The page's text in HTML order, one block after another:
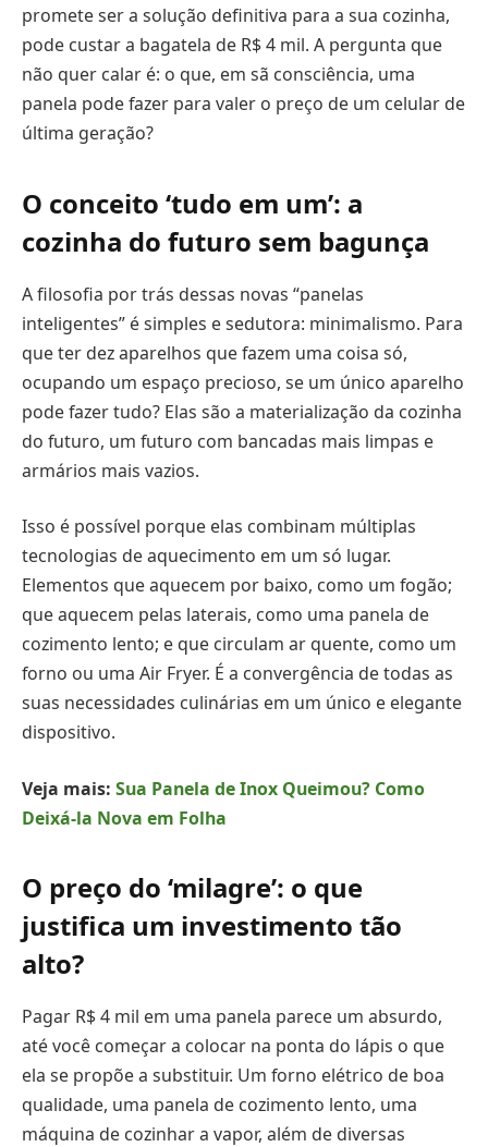
promete ser a solução definitiva para a sua cozinha,
pode custar a bagatela de R$ 4 mil. A pergunta que
não quer calar é: o que, em sã consciência, uma
panela pode fazer para valer o preço de um celular de
última geração?
O conceito ‘tudo em um’: a
cozinha do futuro sem bagunça
A filosofia por trás dessas novas “panelas
inteligentes” é simples e sedutora: minimalismo. Para
que ter dez aparelhos que fazem uma coisa só,
ocupando um espaço precioso, se um único aparelho
pode fazer tudo? Elas são a materialização da cozinha
do futuro, um futuro com bancadas mais limpas e
armários mais vazios.
Isso é possível porque elas combinam múltiplas
tecnologias de aquecimento em um só lugar.
Elementos que aquecem por baixo, como um fogão;
que aquecem pelas laterais, como uma panela de
cozimento lento; e que circulam ar quente, como um
forno ou uma Air Fryer. É a convergência de todas as
suas necessidades culinárias em um único e elegante
dispositivo.
Veja mais: Sua Panela de Inox Queimou? Como
Deixá-la Nova em Folha
O preço do ‘milagre’: o que
justifica um investimento tão
alto?
Pagar R$ 4 mil em uma panela parece um absurdo,
até você começar a colocar na ponta do lápis o que
ela se propõe a substituir. Um forno elétrico de boa
qualidade, uma panela de cozimento lento, uma
máquina de cozinhar a vapor, além de diversas